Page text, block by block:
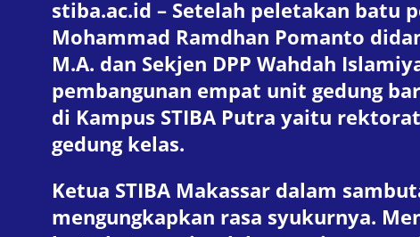
stiba.ac.id – Setelah peletakan batu
Mohammad Ramdhan Pomanto
M.A. dan Sekjen DPP Wahdah
pembangunan empat unit gedung
di Kampus STIBA Putra yaitu
gedung kelas.
Ketua STIBA Makassar dalam
mengungkapkan rasa syukurnya.